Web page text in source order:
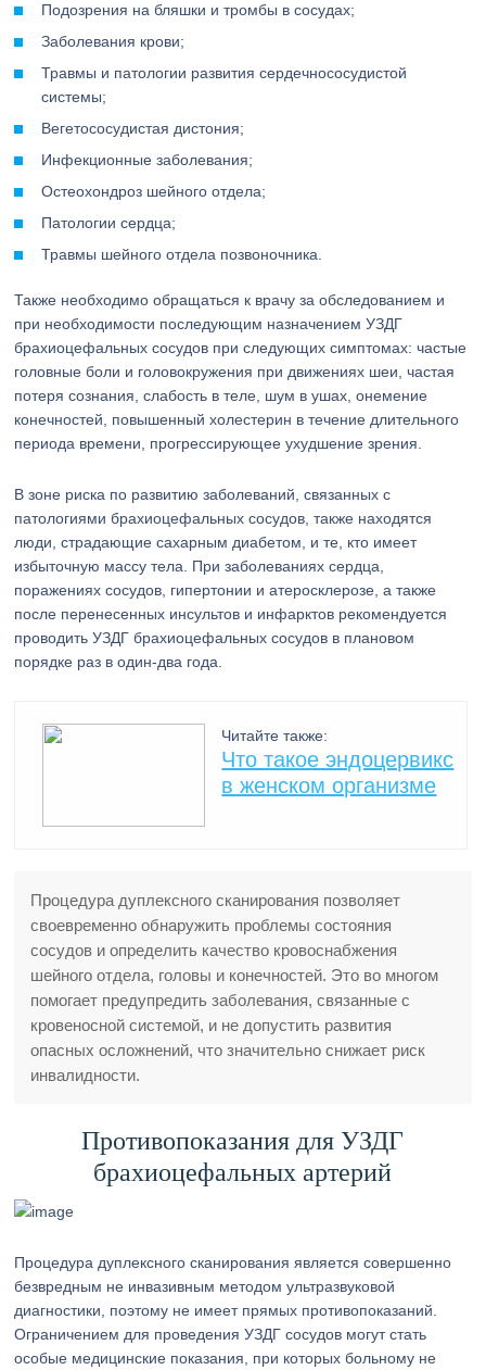
Подозрения на бляшки и тромбы в сосудах;
Заболевания крови;
Травмы и патологии развития сердечнососудистой
системы;
Вегетососудистая дистония;
Инфекционные заболевания;
Остеохондроз шейного отдела;
Патологии сердца;
Травмы шейного отдела позвоночника.
Также необходимо обращаться к врачу за обследованием и
при необходимости последующим назначением УЗДГ
брахиоцефальных сосудов при следующих симптомах: частые
головные боли и головокружения при движениях шеи, частая
потеря сознания, слабость в теле, шум в ушах, онемение
конечностей, повышенный холестерин в течение длительного
периода времени, прогрессирующее ухудшение зрения.
В зоне риска по развитию заболеваний, связанных с
патологиями брахиоцефальных сосудов, также находятся
люди, страдающие сахарным диабетом, и те, кто имеет
избыточную массу тела. При заболеваниях сердца,
поражениях сосудов, гипертонии и атеросклерозе, а также
после перенесенных инсультов и инфарктов рекомендуется
проводить УЗДГ брахиоцефальных сосудов в плановом
порядке раз в один-два года.
Читайте также:
Что такое эндоцервикс
в женском организме
Процедура дуплексного сканирования позволяет
своевременно обнаружить проблемы состояния
сосудов и определить качество кровоснабжения
шейного отдела, головы и конечностей. Это во многом
помогает предупредить заболевания, связанные с
кровеносной системой, и не допустить развития
опасных осложнений, что значительно снижает риск
инвалидности.
Противопоказания для УЗДГ
брахиоцефальных артерий
Процедура дуплексного сканирования является совершенно
безвредным не инвазивным методом ультразвуковой
диагностики, поэтому не имеет прямых противопоказаний.
Ограничением для проведения УЗДГ сосудов могут стать
особые медицинские показания, при которых больному не